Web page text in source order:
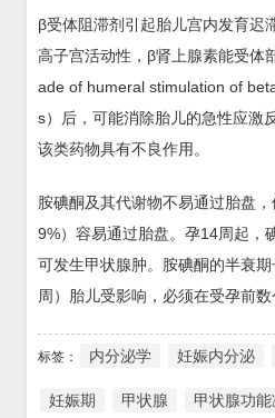
β受体阻滞剂引起胎儿宫内发育迟
高子宫活动性，β肾上腺素能受体
ade of humeral stimulation of
s）后，可能消除胎儿的急性应激
该类药物具有不良作用。
胺碘酮及其代谢物不易通过胎盘
9%）容易通过胎盘。孕14周起，
可发生甲状腺肿。胺碘酮的半衰
周）胎儿受影响，必须在受孕前数
标签： 内分泌学 妊娠内分泌
妊娠期 甲状腺 甲状腺功能